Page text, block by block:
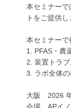
本セミナー
トをご提供し
本セミナーで
1. PFAS・農
2. 装置トラ
3. ラボ全体
大阪 2026
会場 APイノ